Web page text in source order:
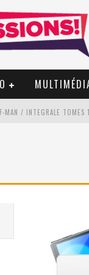
MAN / INTEGRALE TOMES
VILLAGE RÉVOLTÉ » -
2026 : LA MAGIE
/ PARLER JAPONAIS